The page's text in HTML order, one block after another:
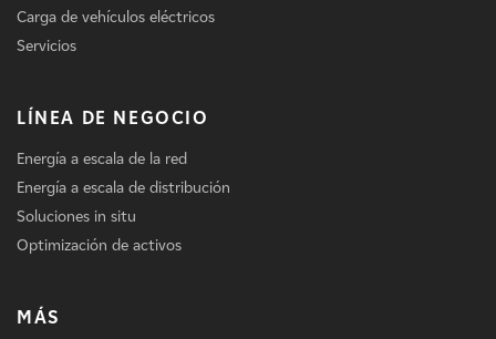
Carga de vehículos eléctricos
Servicios
LÍNEA DE NEGOCIO
Energía a escala de la red
Energía a escala de distribución
Soluciones in situ
Optimización de activos
MÁS